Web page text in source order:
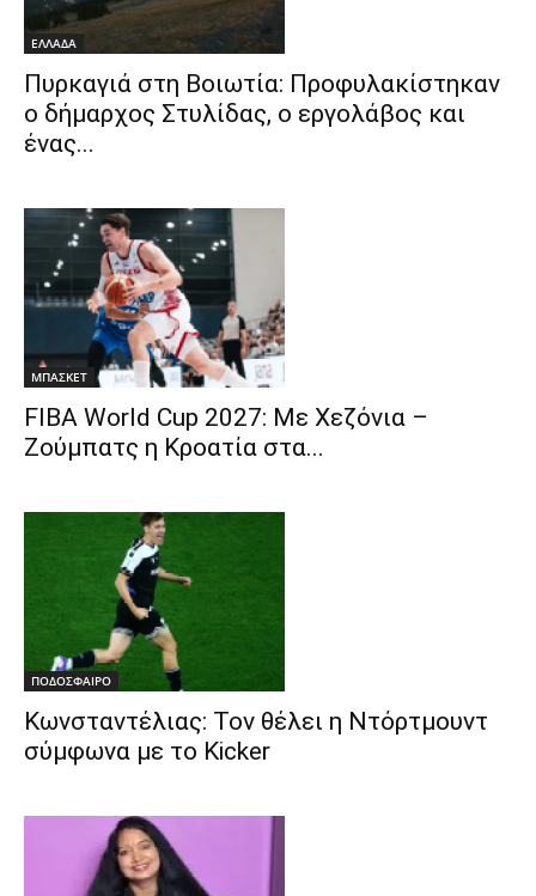
ΕΛΛΑΔΑ
Πυρκαγιά στη Βοιωτία: Προφυλακίστηκαν
ο δήμαρχος Στυλίδας, ο εργολάβος και
ένας...
ΜΠΑΣΚΕΤ
FIBA World Cup 2027: Με Χεζόνια –
Ζούμπατς η Κροατία στα...
ΠΟΔΟΣΦΑΙΡΟ
Κωνσταντέλιας: Τον θέλει η Ντόρτμουντ
σύμφωνα με το Kicker